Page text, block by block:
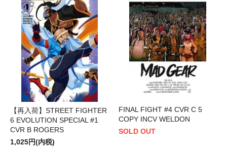
【再入荷】STREET FIGHTER
6 EVOLUTION SPECIAL #1
CVR B ROGERS
1,025円(内税)
FINAL FIGHT #4 CVR C 5
COPY INCV WELDON
SOLD OUT